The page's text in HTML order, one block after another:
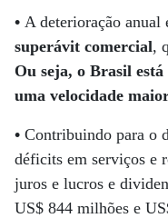
• A deterioração anual
superávit comercial,
Ou seja, o Brasil
uma velocidade
• Contribuindo para o
déficits em serviços e
juros e lucros e
US$ 844 milhões e